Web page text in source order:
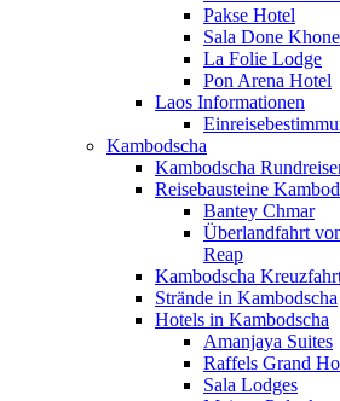
Pakse Hotel
Sala Done
La Folie Lodge
Pon Arena Hotel
Laos Informationen
Kambodscha
Kambodscha
Reisebausteine
Bantey Chmar
Überlandfahrt
Reap
Kambodscha
Strände in Kambodscha
Hotels in Kambodscha
Amanjaya Suites
Raffels Grand
Sala Lodges